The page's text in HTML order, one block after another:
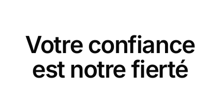
Votre confiance
est notre fierté